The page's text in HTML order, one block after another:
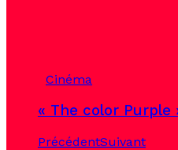
Cinéma
« The color Purple
PrécédentSuivant